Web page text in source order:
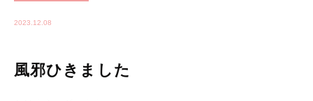
2023.12.08
風邪ひきました